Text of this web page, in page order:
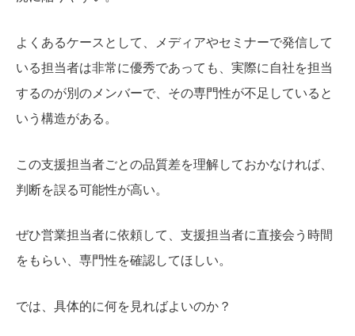
よくあるケースとして、メディアやセミナーで発信して
いる担当者は非常に優秀であっても、実際に自社を担当
するのが別のメンバーで、その専門性が不足していると
いう構造がある。
この支援担当者ごとの品質差を理解しておかなければ、
判断を誤る可能性が高い。
ぜひ営業担当者に依頼して、支援担当者に直接会う時間
をもらい、専門性を確認してほしい。
では、具体的に何を見ればよいのか？